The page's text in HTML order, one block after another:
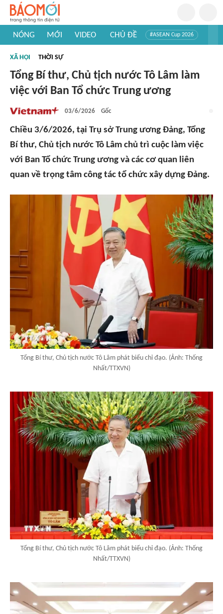
NÓNG MỚI VIDEO CHỦ ĐỀ #ASEAN Cup 2026
#Khám phá Việt Nam
XÃ HỘI THỜI SỰ
Tổng Bí thư, Chủ tịch nước Tô Lâm làm
việc với Ban Tổ chức Trung ương
03/6/2026 Gốc
Chiều 3/6/2026, tại Trụ sở Trung ương Đảng, Tổng
Bí thư, Chủ tịch nước Tô Lâm chủ trì cuộc làm việc
với Ban Tổ chức Trung ương và các cơ quan liên
quan về trọng tâm công tác tổ chức xây dựng Đảng.
Tổng Bí thư, Chủ tịch nước Tô Lâm phát biểu chỉ đạo. (Ảnh: Thống
Nhất/TTXVN)
Tổng Bí thư, Chủ tịch nước Tô Lâm phát biểu chỉ đạo. (Ảnh: Thống
Nhất/TTXVN)